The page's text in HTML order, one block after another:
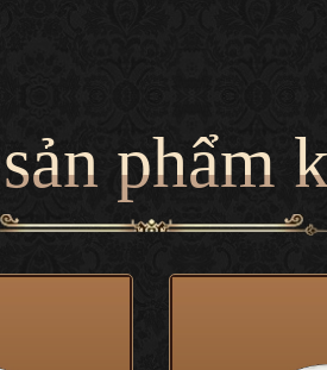
phẩm